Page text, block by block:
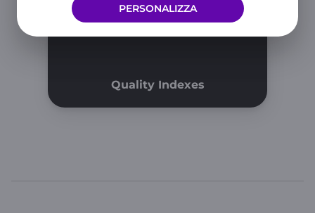
PERSONALIZZA
Quality Indexes